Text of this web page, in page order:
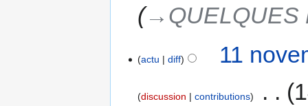
→‎QUELQUES
actu diff 11
discussion contributions